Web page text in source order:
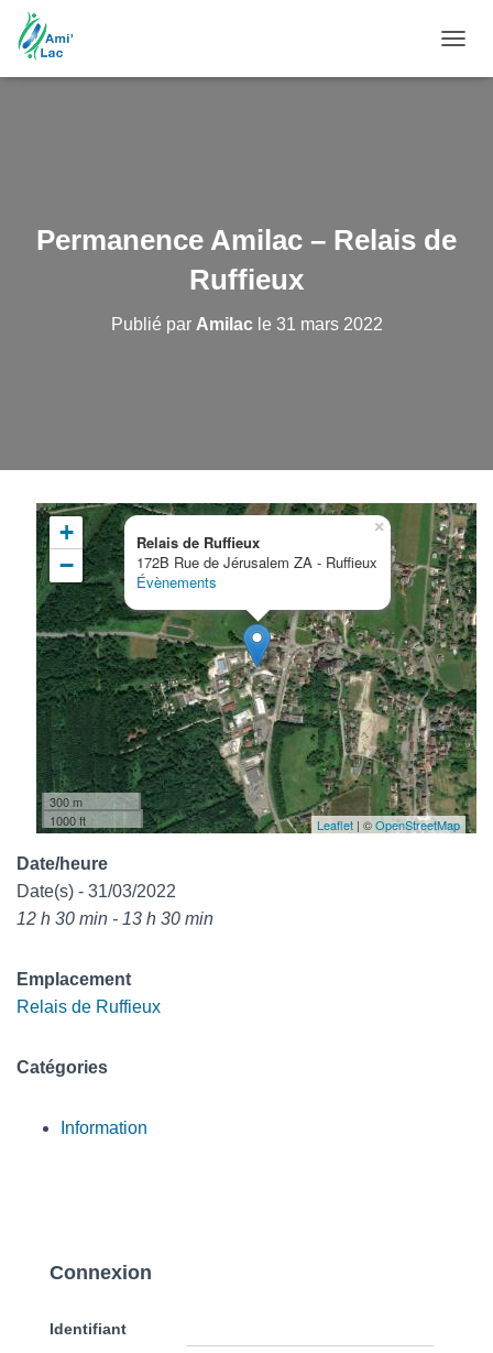
LA
Permanence Amilac – Relais de
Ruffieux
Publié par Amilacle 31 mars 2022
Relais de Ruffieux
172B Rue de Jérusalem ZA - Ruffieux
Évènements
×
+
−
300 m
1000 ft
Leaflet | ©OpenStreetMap
Date/heure
Date(s) - 31/03/2022
12 h 30 min - 13 h 30 min
Emplacement
Relais de Ruffieux
Catégories
Information
Connexion
Identifiant